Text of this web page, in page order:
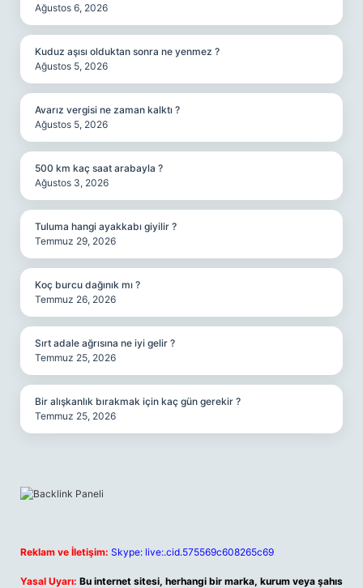
Ağustos 6, 2026
Kuduz aşısı olduktan sonra ne yenmez ?
Ağustos 5, 2026
Avarız vergisi ne zaman kalktı ?
Ağustos 5, 2026
500 km kaç saat arabayla ?
Ağustos 3, 2026
Tuluma hangi ayakkabı giyilir ?
Temmuz 29, 2026
Koç burcu dağınık mı ?
Temmuz 26, 2026
Sırt adale ağrısına ne iyi gelir ?
Temmuz 25, 2026
Bir alışkanlık bırakmak için kaç gün gerekir ?
Temmuz 25, 2026
Reklam ve İletişim: Skype: live:.cid.575569c608265c69
Yasal Uyarı: Bu internet sitesi, herhangi bir marka, kurum veya şahıs